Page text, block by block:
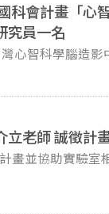
科會計畫「
究員一名
缺】博士後研究員 【工作內容】 規
及未來規
學腦造影中心 【徵求期
保及年終獎金
立老師 誠徵計
報告撰寫。 (三) 協助研究